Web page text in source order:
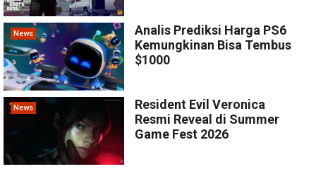
News
Analis Prediksi Harga PS6
Kemungkinan Bisa Tembus
$1000
News
Resident Evil Veronica
Resmi Reveal di Summer
Game Fest 2026